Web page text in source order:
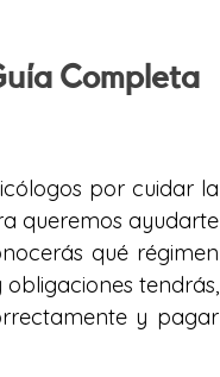
Completa
por cuidar la
queremos ayudarte
qué régimen
tendrás,
y pagar